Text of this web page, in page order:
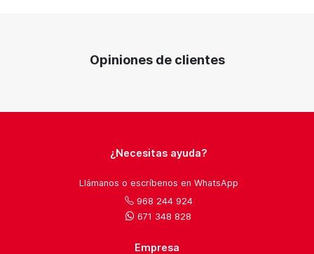
Opiniones de clientes
¿Necesitas ayuda?
Llámanos o escríbenos en WhatsApp
968 244 924
671 348 828
Empresa